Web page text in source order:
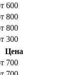
600
800
800
300
Цена
700